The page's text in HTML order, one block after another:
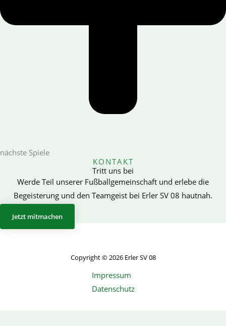
nächste Spiele
KONTAKT
Tritt uns bei
Werde Teil unserer Fußballgemeinschaft und erlebe die
Begeisterung und den Teamgeist bei Erler SV 08 hautnah.
Jetzt mitmachen
Copyright © 2026 Erler SV 08
Impressum
Datenschutz